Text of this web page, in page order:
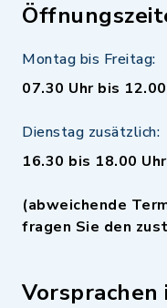
Montag bis Freitag:
07.30 Uhr bis
Dienstag zusätzlich:
16.30 bis 18.00
(abweichende
fragen Sie den